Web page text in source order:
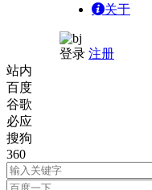
关于
登录 注册
站内
百度
谷歌
必应
搜狗
360